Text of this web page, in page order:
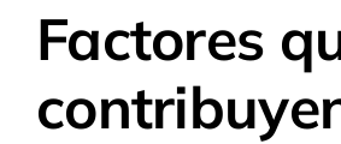
Factores